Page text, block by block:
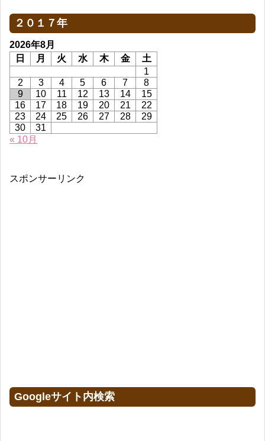
２０１７年
2026年8月
日
月 火 水 木 金
土
1
2
3 4 5 6 7
8
9
10 11 12 13 14
15
16
17 18 19 20 21
22
23
24 25 26 27 28
29
30
31
« 10月
スポンサーリンク
Googleサイト内検索